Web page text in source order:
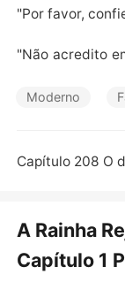
Contos Curtos
"Por favor,
"Não acredito
empre a
ela lá e nunca
o. Além de
Moderno
A Rainha